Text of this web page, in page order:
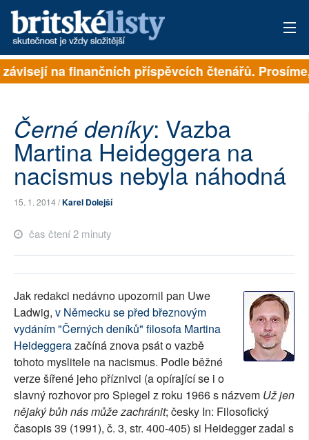
PŘIHLÁSIT
ARCHIV
ROZHOVORY
TÉMATA
NEJČTENĚJŠÍ ZA 7 DNÍ
PŘÍSPĚVKY NA PROVOZ
SOCIÁLNÍ SÍTĚ
RUBRIKY
PLNÁ VERZE STRÁNEK
na finančních příspěvcích čtenářů.
Černé deníky: Vazba
Martina Heideggera na
nacismus nebyla náhodná
15. 1. 2014 /Karel Dolejší
čas čtení 2 minuty
Jak redakci nedávno upozornil pan Uwe
Ladwig, v Německu se před březnovým
vydáním "Černých deníků" filosofa Martina
Heideggerazačíná znova psát o vazbě
tohoto myslitele na nacismus. Podle běžné
verze šířené jeho příznivci (a opírající se i o
slavný rozhovor pro Spiegel z roku 1966 s názvem Už jen
nějaký bůh nás může zachránit; česky In: Filosofický
časopis 39 (1991), č. 3, str. 400-405) si Heidegger zadal s